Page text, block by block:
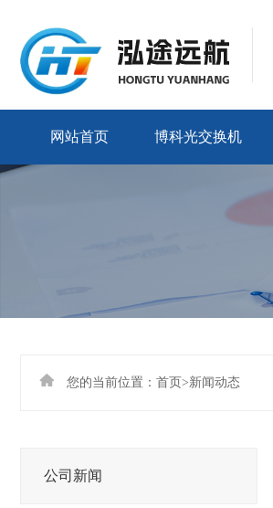
网站首页 博科光交换机
您的当前位置： 首页 >新闻动态
公司新闻